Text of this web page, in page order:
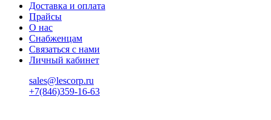
Доставка и оплата
Прайсы
О нас
Снабженцам
Связаться с нами
Личный кабинет
sales@lescorp.ru
+7(846)359-16-63